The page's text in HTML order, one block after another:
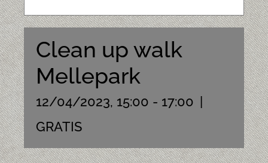
Clean up walk
Mellepark
12/04/2023, 15:00 - 17:00 |
GRATIS